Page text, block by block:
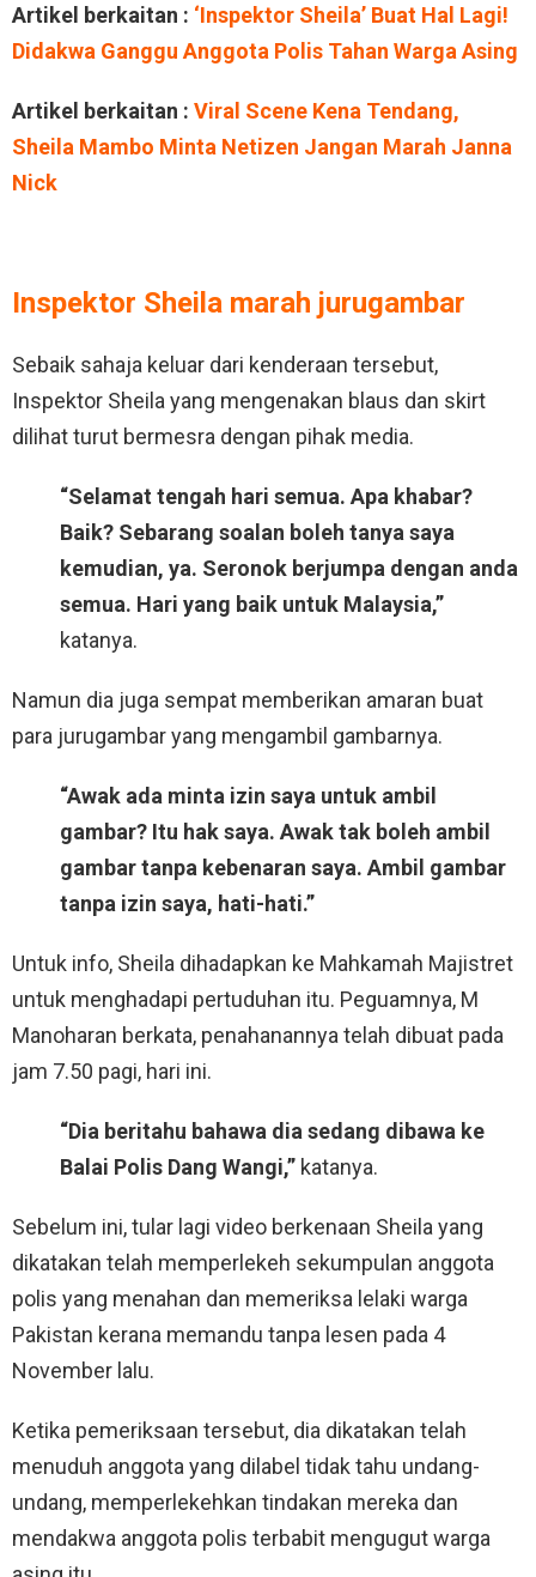
Artikel berkaitan : ‘Inspektor Sheila’ Buat Hal Lagi!
Didakwa Ganggu Anggota Polis Tahan Warga Asing
Artikel berkaitan : Viral Scene Kena Tendang,
Sheila Mambo Minta Netizen Jangan Marah Janna
Nick
Inspektor Sheila marah jurugambar
Sebaik sahaja keluar dari kenderaan tersebut,
Inspektor Sheila yang mengenakan blaus dan skirt
dilihat turut bermesra dengan pihak media.
“Selamat tengah hari semua. Apa khabar?
Baik? Sebarang soalan boleh tanya saya
kemudian, ya. Seronok berjumpa dengan anda
semua. Hari yang baik untuk Malaysia,”
katanya.
Namun dia juga sempat memberikan amaran buat
para jurugambar yang mengambil gambarnya.
“Awak ada minta izin saya untuk ambil
gambar? Itu hak saya. Awak tak boleh ambil
gambar tanpa kebenaran saya. Ambil gambar
tanpa izin saya, hati-hati.”
Untuk info, Sheila dihadapkan ke Mahkamah Majistret
untuk menghadapi pertuduhan itu. Peguamnya, M
Manoharan berkata, penahanannya telah dibuat pada
jam 7.50 pagi, hari ini.
“Dia beritahu bahawa dia sedang dibawa ke
Balai Polis Dang Wangi,” katanya.
Sebelum ini, tular lagi video berkenaan Sheila yang
dikatakan telah memperlekeh sekumpulan anggota
polis yang menahan dan memeriksa lelaki warga
Pakistan kerana memandu tanpa lesen pada 4
November lalu.
Ketika pemeriksaan tersebut, dia dikatakan telah
menuduh anggota yang dilabel tidak tahu undang-
undang, memperlekehkan tindakan mereka dan
mendakwa anggota polis terbabit mengugut warga